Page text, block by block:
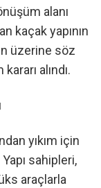
alanı
kaçak yapının
üzerine söz
alındı.
yıkım için
sahipleri,
araçlarla